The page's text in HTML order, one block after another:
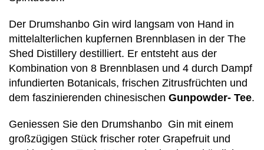
Der Drumshanbo Gin wird langsam von Hand in
mittelalterlichen kupfernen Brennblasen in der The
Shed Distillery destilliert. Er entsteht aus der
Kombination von 8 Brennblasen und 4 durch Dampf
infundierten Botanicals, frischen Zitrusfrüchten und
dem faszinierenden chinesischen Gunpowder- Tee.
Geniessen Sie den Drumshanbo Gin mit einem
großzügigen Stück frischer roter Grapefruit und